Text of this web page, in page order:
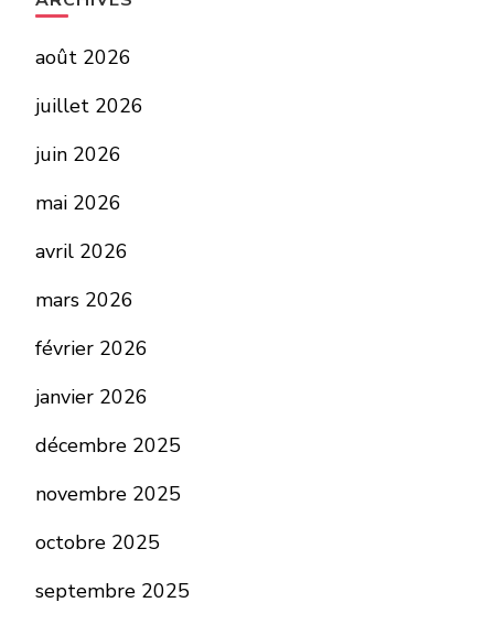
août 2026
juillet 2026
juin 2026
mai 2026
avril 2026
mars 2026
février 2026
janvier 2026
décembre 2025
novembre 2025
octobre 2025
septembre 2025